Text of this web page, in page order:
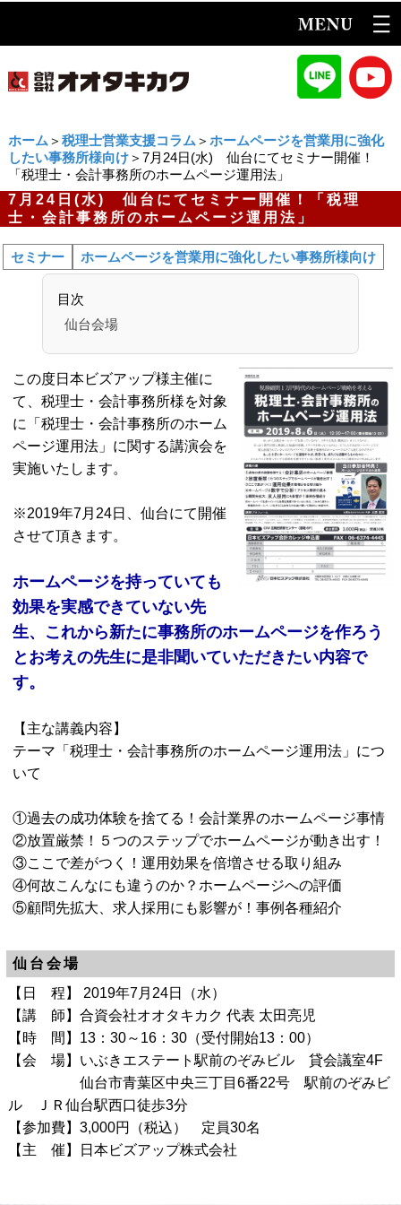
ホーム ＞ 税理士営業支援コラム ＞ ホームページを営業用に強化
したい事務所様向け＞7月24日(水) 仙台にてセミナー開催！
「税理士・会計事務所のホームページ運用法」
7月24日(水) 仙台にてセミナー開催！「税理
士・会計事務所のホームページ運用法」
セミナー ホームページを営業用に強化したい事務所様向け
目次
仙台会場
この度日本ビズアップ様主催に
て、税理士・会計事務所様を対象
に「税理士・会計事務所のホーム
ページ運用法」に関する講演会を
実施いたします。
※2019年7月24日、仙台にて開催
させて頂きます。
ホームページを持っていても
効果を実感できていない先
生、これから新たに事務所のホームページを作ろう
とお考えの先生に是非聞いていただきたい内容で
す。
【主な講義内容】
テーマ「税理士・会計事務所のホームページ運用法」につ
いて
①過去の成功体験を捨てる！会計業界のホームページ事情
②放置厳禁！５つのステップでホームページが動き出す！
③ここで差がつく！運用効果を倍増させる取り組み
④何故こんなにも違うのか？ホームページへの評価
⑤顧問先拡大、求人採用にも影響が！事例各種紹介
仙台会場
【日 程】 2019年7月24日（水）
【講 師】合資会社オオタキカク 代表 太田亮児
【時 間】13：30～16：30（受付開始13：00）
【会 場】いぶきエステート駅前のぞみビル 貸会議室4F
仙台市青葉区中央三丁目6番22号 駅前のぞみビ
ル ＪＲ仙台駅西口徒歩3分
【参加費】3,000円（税込） 定員30名
【主 催】日本ビズアップ株式会社